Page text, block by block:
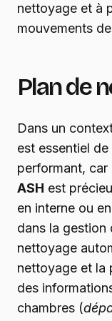
nettoyage et à
mouvements
Plan de
Dans un
est essentiel
performant,
ASH est
en interne ou
dans la gestion
nettoyage
nettoyage et la
des
chambres (